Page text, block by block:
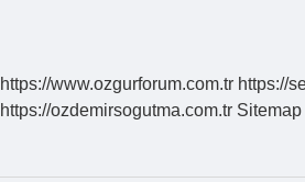
https://www.ozgurforum.com.tr https://
https://ozdemirsogutma.com.tr Sitemap